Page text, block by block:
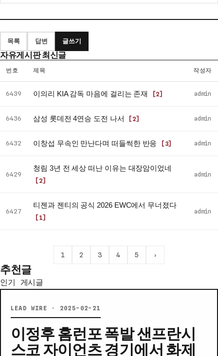
목록 답변 글쓰기
자유게시판 최신글
글
번호 제목 작성자
6439 이의리 KIA 감독 마음에 걸리는 존재 [2] admin
6436 삼성 롯데전 4연승 도전 나서 [2] admin
6432 이창섭 무속인 만난다며 떠들썩한 반응 [3] admin
6429
청림 3년 전 세상 떠난 이유는 대장암이었네
[2]
admin
6427
티젠과 젠티의 공식 2026 EWC에서 무너졌다
[1]
admin
1 2 3 4 5 ›
추천글
인기 게시글
LEAD WIRE · 2025-02-21
이정후 홈런포 폭발 샌프란시
스코 자이언츠 경기에서 화제